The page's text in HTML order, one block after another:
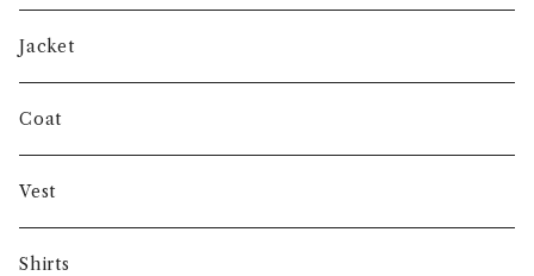
SHUREN
INVERTERE
Gambert
NORIEI
Jacket
Coat
Vest
Shirts